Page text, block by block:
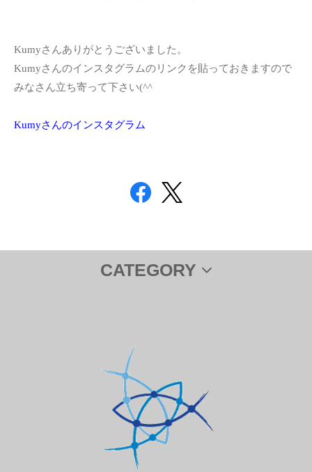
Kumyさんありがとうございました。
Kumyさんのインスタグラムのリンクを貼っておきますので
みなさん立ち寄って下さい(^^ゞ
Kumyさんのインスタグラム
CATEGORY